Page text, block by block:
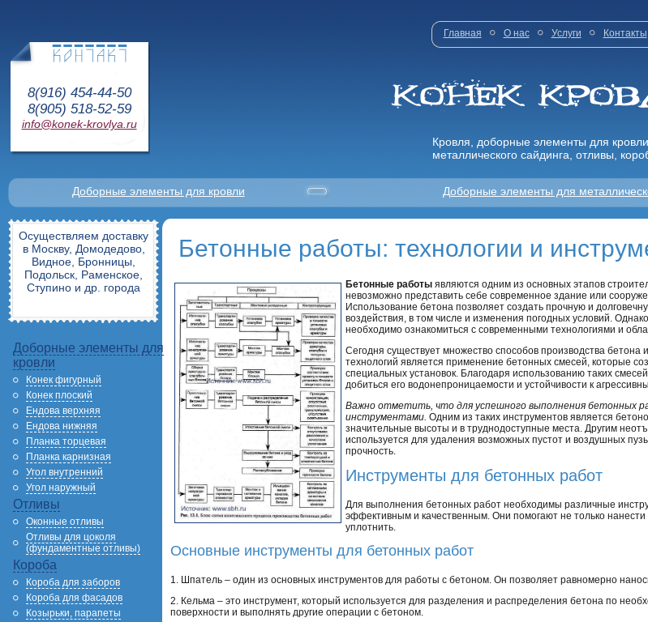
8(916) 454-44-50
8(905) 518-52-59
info@konek-krovlya.ru
Главная О нас Услуги Контакты
Кровля, доборные элементы для
металлического сайдинга, отливы,
Доборные элементы для кровли Доборные элементы для
Осуществляем доставку
в Москву, Домодедово,
Видное, Бронницы,
Подольск, Раменское,
Ступино и др. города
Доборные элементы для
кровли
Конек фигурный
Конек плоский
Ендова верхняя
Ендова нижняя
Планка торцевая
Планка карнизная
Угол внутренний
Угол наружный
Отливы
Оконные отливы
Отливы для цоколя
(фундаментные отливы)
Короба
Короба для заборов
Короба для фасадов
Козырьки, парапеты
Бетонные работы: технологии и
Бетонные работы являются одним из основных этапов
невозможно представить себе современное здание или
Использование бетона позволяет создать прочную и
воздействия, в том числе и изменения погодных условий.
необходимо ознакомиться с современными технологиями и
Сегодня существует множество способов производства
технологий является применение бетонных смесей, которые
специальных установок. Благодаря использованию таких
добиться его водонепроницаемости и устойчивости к
Важно отметить, что для успешного выполнения бетонных
инструментами. Одним из таких инструментов является
значительные высоты и в труднодоступные места. Другим
используется для удаления возможных пустот и воздушных
прочность.
Инструменты для бетонных работ
Для выполнения бетонных работ необходимы различные
эффективным и качественным. Они помогают не только
уплотнить.
Основные инструменты для бетонных работ
1. Шпатель – один из основных инструментов для работы с бетоном. Он позволяет равномерно
2. Кельма – это инструмент, который используется для разделения и распределения бетона по
поверхности и выполнять другие операции с бетоном.